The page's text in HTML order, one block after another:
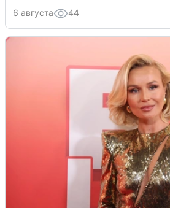
6 августа 44